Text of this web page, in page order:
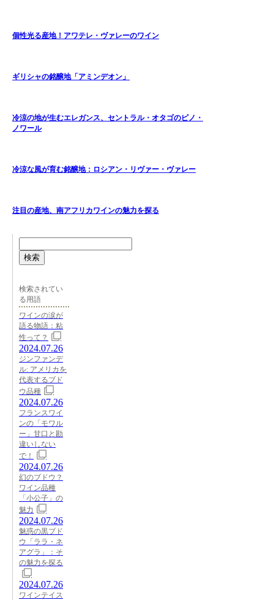
個性光る産地！アワテレ・ヴァレーのワイン
ギリシャの銘醸地「アミンデオン」
冷涼の地が生むエレガンス、セントラル・オタゴのピノ・
ノワール
冷涼な風が育む銘醸地：ロシアン・リヴァー・ヴァレー
注目の産地、南アフリカワインの魅力を探る
検索
検索されてい
る用語
ワインの涙が
語る物語：粘
性って？
2024.07.26
ジンファンデ
ル: アメリカを
代表するブド
ウ品種
2024.07.26
フランスワイ
ンの「モワル
ー」甘口と勘
違いしない
で！
2024.07.26
幻のブドウ？
ワイン品種
「小公子」の
魅力
2024.07.26
魅惑の黒ブド
ウ「ララ・ネ
アグラ」：そ
の魅力を探る
2024.07.26
ワインテイス